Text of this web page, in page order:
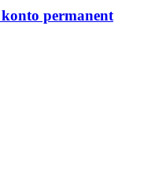
permanent